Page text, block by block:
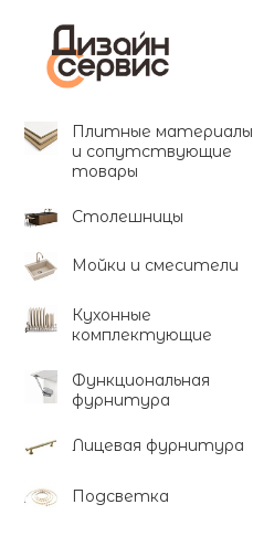
Плитные материалы
и сопутствующие
товары
Столешницы
Мойки и смесители
Кухонные
комплектующие
Функциональная
фурнитура
Лицевая фурнитура
Подсветка